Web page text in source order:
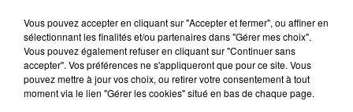
À Hoerdt, de l’eau brune sort des robinets
Vous pouvez accepter en cliquant sur "Accepter et fermer", ou affiner en
sélectionnant les finalités et/ou partenaires dans "Gérer mes choix".
Vous pouvez également refuser en cliquant sur "Continuer sans
accepter". Vos préférences ne s'appliqueront que pour ce site. Vous
pouvez mettre à jour vos choix, ou retirer votre consentement à tout
moment via le lien "Gérer les cookies" situé en bas de chaque page.